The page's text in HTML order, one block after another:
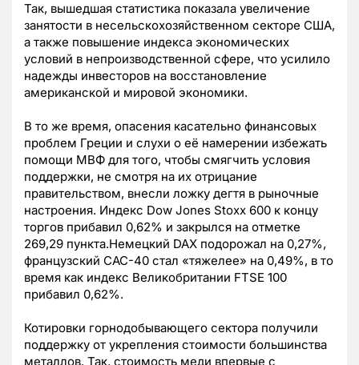
Так, вышедшая статистика показала увеличение
занятости в несельскохозяйственном секторе США,
а также повышение индекса экономических
условий в непроизводственной сфере, что усилило
надежды инвесторов на восстановление
американской и мировой экономики.
В то же время, опасения касательно финансовых
проблем Греции и слухи о её намерении избежать
помощи МВФ для того, чтобы смягчить условия
поддержки, не смотря на их отрицание
правительством, внесли ложку дегтя в рыночные
настроения. Индекс Dow Jones Stoxx 600 к концу
торгов прибавил 0,62% и закрылся на отметке
269,29 пункта.Немецкий DAX подорожал на 0,27%,
французский CAC-40 стал «тяжелее» на 0,49%, в то
время как индекс Великобритании FTSE 100
прибавил 0,62%.
Котировки горнодобывающего сектора получили
поддержку от укрепления стоимости большинства
металлов. Так, стоимость меди впервые с